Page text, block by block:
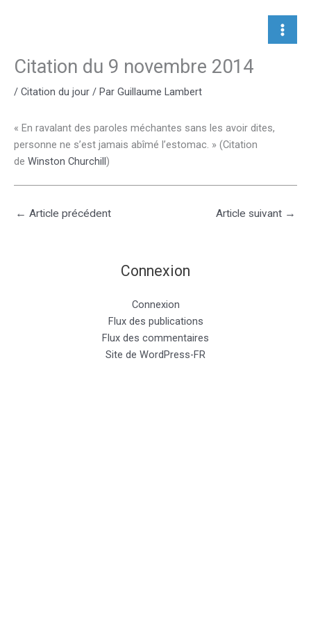
Citation du 9 novembre 2014
/ Citation du jour / Par Guillaume Lambert
« En ravalant des paroles méchantes sans les avoir dites,
personne ne s’est jamais abîmé l’estomac. » (Citation
de Winston Churchill)
← Article précédent Article suivant →
Connexion
Connexion
Flux des publications
Flux des commentaires
Site de WordPress-FR